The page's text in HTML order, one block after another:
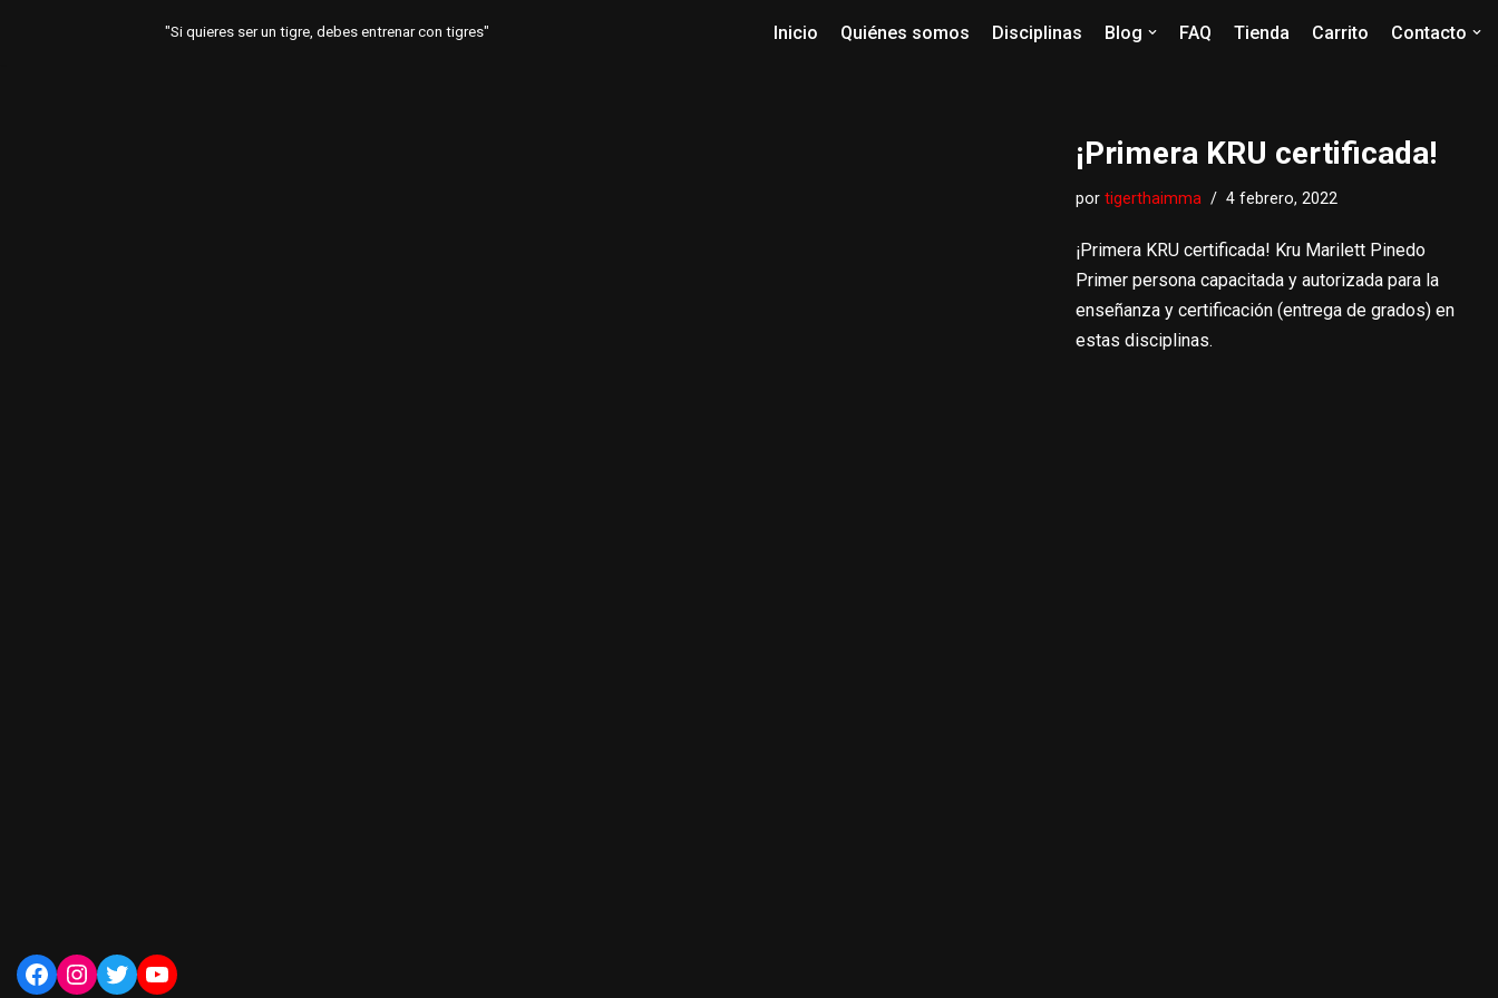
"Si quieres ser un tigre, debes entrenar con tigres" Inicio Quiénes somos Disciplinas Blog FAQ Tienda Carrito Contacto
¡Primera KRU certificada!
por tigerthaimma 4 febrero, 2022
¡Primera KRU certificada! Kru Marilett Pinedo
Primer persona capacitada y autorizada para la
enseñanza y certificación (entrega de grados) en
estas disciplinas.